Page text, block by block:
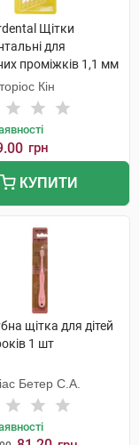
Щітки
для
проміжків 1,1 мм
Кін
грн
КУПИТИ
щітка для дітей
1 шт
Бетер С.А.